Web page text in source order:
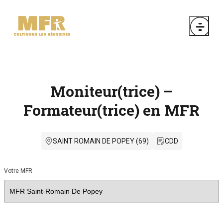
Moniteur(trice) –
Formateur(trice) en MFR
SAINT ROMAIN DE POPEY (69) CDD
Votre MFR